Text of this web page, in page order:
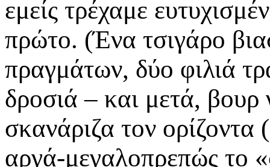
εμείς τρέχαμε
πρώτο. (Ένα τσιγάρο
πραγμάτων, δύο φιλιά
δροσιά – και μετά,
σκανάριζα τον ορίζοντα
αργά-μεγαλοπρεπώς το